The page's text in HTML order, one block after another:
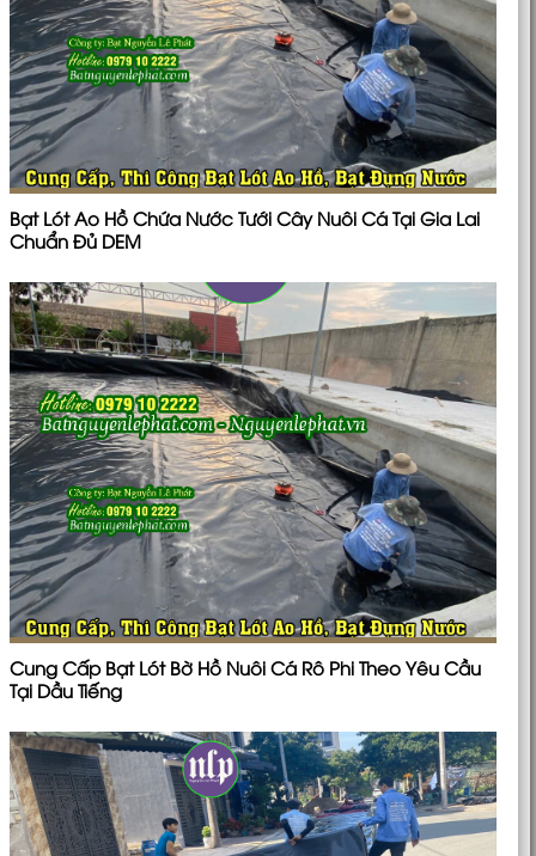
Bạt Lót Ao Hồ Chứa Nước Tưới Cây Nuôi Cá Tại Gia Lai
Chuẩn Đủ DEM
Cung Cấp Bạt Lót Bờ Hồ Nuôi Cá Rô Phi Theo Yêu Cầu
Tại Dầu Tiếng